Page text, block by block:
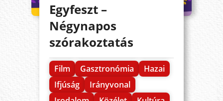
Egyfeszt –
Négynapos
szórakoztatás
Film Gasztronómia
Hazai
Ifjúság
Irányvonal